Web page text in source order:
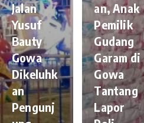
Jalan
Yusuf
Bauty
Gowa
Dikeluhk
an
Pengunj
an, Anak
Pemilik
Gudang
Garam di
Gowa
Tantang
Lapor